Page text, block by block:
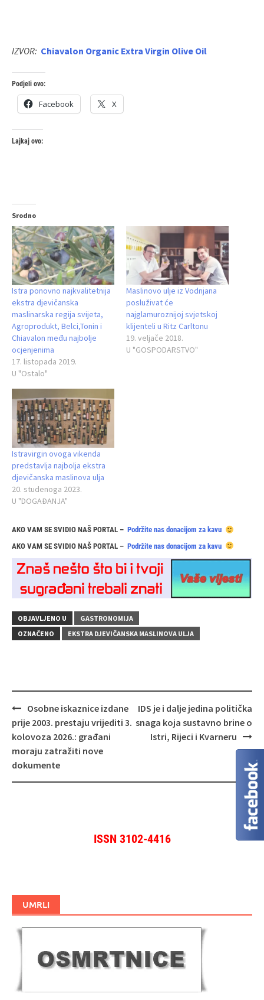
IZVOR: Chiavalon Organic Extra Virgin Olive Oil
Podjeli ovo:
Facebook X
Lajkaj ovo:
Srodno
Istra ponovno najkvalitetnija
ekstra djevičanska
maslinarska regija svijeta,
Agroprodukt, Belci,Tonin i
Chiavalon među najbolje
ocjenjenima
17. listopada 2019.
U "Ostalo"
Maslinovo ulje iz Vodnjana
posluživat će
najglamuroznijoj svjetskoj
klijenteli u Ritz Carltonu
19. veljače 2018.
U "GOSPODARSTVO"
Istravirgin ovoga vikenda
predstavlja najbolja ekstra
djevičanska maslinova ulja
20. studenoga 2023.
U "DOGAĐANJA"
AKO VAM SE SVIDIO NAŠ PORTAL – Podržite nas donacijom za kavu
AKO VAM SE SVIDIO NAŠ PORTAL – Podržite nas donacijom za kavu
OBJAVLJENO U
GASTRONOMIJA
OZNAČENO
EKSTRA DJEVIČANSKA MASLINOVA ULJA
Navigacija
objava
Osobne iskaznice izdane
prije 2003. prestaju vrijediti 3.
kolovoza 2026.: građani
moraju zatražiti nove
dokumente
IDS je i dalje jedina politička
snaga koja sustavno brine o
Istri, Rijeci i Kvarneru
ISSN 3102-4416
UMRLI